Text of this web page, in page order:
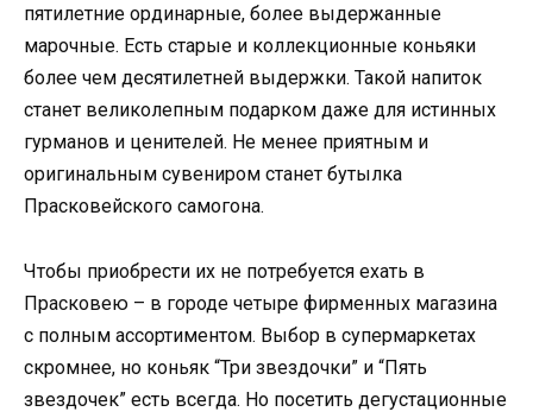
пятилетние ординарные, более выдержанные
марочные. Есть старые и коллекционные коньяки
более чем десятилетней выдержки. Такой напиток
станет великолепным подарком даже для истинных
гурманов и ценителей. Не менее приятным и
оригинальным сувениром станет бутылка
Прасковейского самогона.
Чтобы приобрести их не потребуется ехать в
Прасковею – в городе четыре фирменных магазина
с полным ассортиментом. Выбор в супермаркетах
скромнее, но коньяк “Три звездочки” и “Пять
звездочек” есть всегда. Но посетить дегустационные